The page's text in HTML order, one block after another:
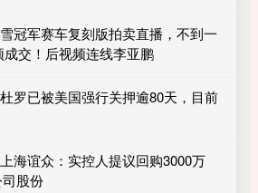
冠军赛车复刻版拍卖直播，不到一
交！后视频连线李亚鹏
罗已被美国强行关押逾80天，目前
海谊众：实控人提议回购3000万
股份